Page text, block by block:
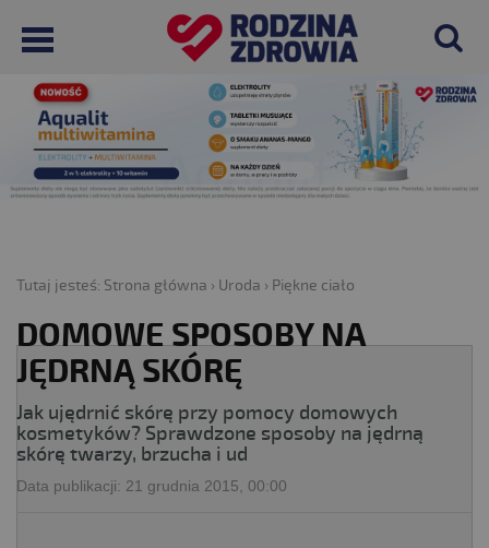
Tutaj jesteś: Strona główna › Uroda › Piękne ciało
DOMOWE SPOSOBY NA
JĘDRNĄ SKÓRĘ
Jak ujędrnić skórę przy pomocy domowych
kosmetyków? Sprawdzone sposoby na jędrną
skórę twarzy, brzucha i ud
Data publikacji: 21 grudnia 2015, 00:00